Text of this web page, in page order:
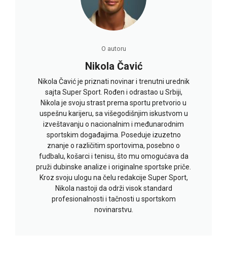
O autoru
Nikola Čavić
Nikola Čavić je priznati novinar i trenutni urednik
sajta Super Sport. Rođen i odrastao u Srbiji,
Nikola je svoju strast prema sportu pretvorio u
uspešnu karijeru, sa višegodišnjim iskustvom u
izveštavanju o nacionalnim i međunarodnim
sportskim događajima. Poseduje izuzetno
znanje o različitim sportovima, posebno o
fudbalu, košarci i tenisu, što mu omogućava da
pruži dubinske analize i originalne sportske priče.
Kroz svoju ulogu na čelu redakcije Super Sport,
Nikola nastoji da održi visok standard
profesionalnosti i tačnosti u sportskom
novinarstvu.